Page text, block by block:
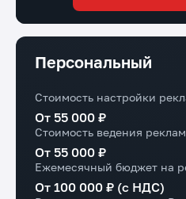
Через рекомендации
Доступ в личный
кабинет клиента
Персональный
Стоимость настройки
От 55 000 ₽
Стоимость ведения
От 55 000 ₽
Ежемесячный бюджет на
От 100 000 ₽ (с НДС)